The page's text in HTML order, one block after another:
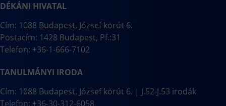
DÉKÁNI HIVATAL
Cím: 1088 Budapest, József körút 6.
Postacím: 1428 Budapest, Pf.:31
Telefon: +36-1-666-7102
TANULMÁNYI IRODA
Cím: 1088 Budapest, József körút 6. | J.52-J.53 irodák
Telefon: +36-30-312-6058